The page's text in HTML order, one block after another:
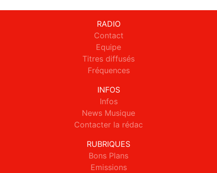
RADIO
Contact
Equipe
Titres diffusés
Fréquences
INFOS
Infos
News Musique
Contacter la rédac
RUBRIQUES
Bons Plans
Emissions